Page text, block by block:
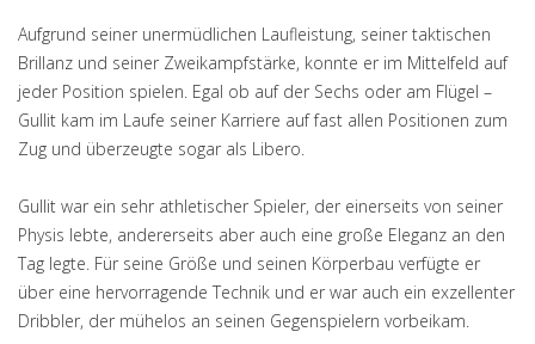
Aufgrund seiner unermüdlichen Laufleistung, seiner taktischen
Brillanz und seiner Zweikampfstärke, konnte er im Mittelfeld auf
jeder Position spielen. Egal ob auf der Sechs oder am Flügel –
Gullit kam im Laufe seiner Karriere auf fast allen Positionen zum
Zug und überzeugte sogar als Libero.
Gullit war ein sehr athletischer Spieler, der einerseits von seiner
Physis lebte, andererseits aber auch eine große Eleganz an den
Tag legte. Für seine Größe und seinen Körperbau verfügte er
über eine hervorragende Technik und er war auch ein exzellenter
Dribbler, der mühelos an seinen Gegenspielern vorbeikam.